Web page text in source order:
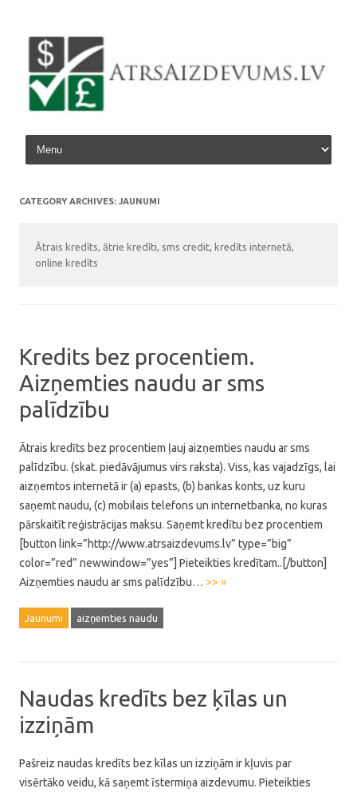
Skip to content
CATEGORY ARCHIVES: JAUNUMI
Ātrais kredīts, ātrie kredīti, sms credit, kredīts internetā,
online kredīts
Kredits bez procentiem.
Aizņemties naudu ar sms
palīdzību
Ātrais kredīts bez procentiem ļauj aizņemties naudu ar sms
palīdzību. (skat. piedāvājumus virs raksta). Viss, kas vajadzīgs, lai
aizņemtos internetā ir (a) epasts, (b) bankas konts, uz kuru
saņemt naudu, (c) mobilais telefons un internetbanka, no kuras
pārskaitīt reģistrācijas maksu. Saņemt kredītu bez procentiem
[button link=”http://www.atrsaizdevums.lv” type=”big”
color=”red” newwindow=”yes”] Pieteikties kredītam..[/button]
Aizņemties naudu ar sms palīdzību… >> »
Jaunumi aizņemties naudu
Naudas kredīts bez ķīlas un
izziņām
Pašreiz naudas kredīts bez kīlas un izziņām ir kļuvis par
visērtāko veidu, kā saņemt īstermiņa aizdevumu. Pieteikties